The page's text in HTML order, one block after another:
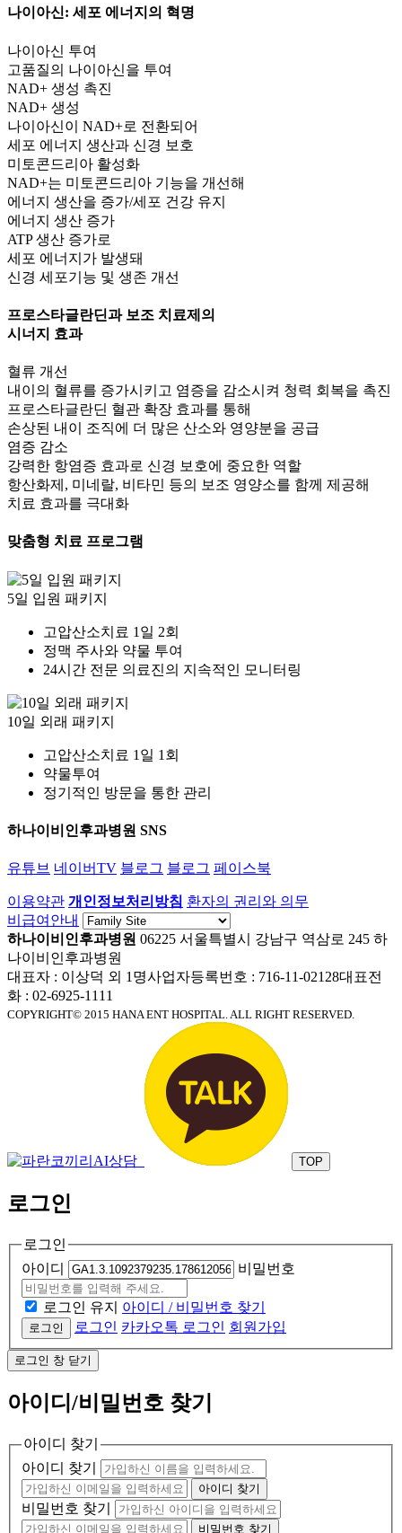
나이아신: 세포 에너지의 혁명
나이아신 투여
고품질의 나이아신을 투여
NAD+ 생성 촉진
NAD+ 생성
나이아신이 NAD+로 전환되어
세포 에너지 생산과 신경 보호
미토콘드리아 활성화
NAD+는 미토콘드리아 기능을 개선해
에너지 생산을 증가/세포 건강 유지
에너지 생산 증가
ATP 생산 증가로
세포 에너지가 발생돼
신경 세포기능 및 생존 개선
프로스타글란딘과 보조 치료제의
시너지 효과
혈류 개선
내이의 혈류를 증가시키고 염증을 감소시켜 청력 회복을 촉진
프로스타글란딘 혈관 확장 효과를 통해
손상된 내이 조직에 더 많은 산소와 영양분을 공급
염증 감소
강력한 항염증 효과로 신경 보호에 중요한 역할
항산화제, 미네랄, 비타민 등의 보조 영양소를 함께 제공해
치료 효과를 극대화
맞춤형 치료 프로그램
5일 입원 패키지
고압산소치료 1일 2회
정맥 주사와 약물 투여
24시간 전문 의료진의 지속적인 모니터링
10일 외래 패키지
고압산소치료 1일 1회
약물투여
정기적인 방문을 통한 관리
하나이비인후과병원 SNS
유튜브 네이버TV 블로그 블로그 페이스북
이용약관 개인정보처리방침 환자의 권리와 의무
비급여안내
하나이비인후과병원 06225 서울특별시 강남구 역삼로 245 하
나이비인후과병원
대표자 : 이상덕 외 1명사업자등록번호 : 716-11-02128대표전
화 : 02-6925-1111
COPYRIGHT© 2015 HANA ENT HOSPITAL. ALL RIGHT RESERVED.
TOP
로그인
로그인
아이디
비밀번호
로그인 유지 아이디 / 비밀번호 찾기
로그인 로그인 카카오톡 로그인 회원가입
로그인 창 닫기
아이디/비밀번호 찾기
아이디 찾기
아이디 찾기
아이디 찾기
비밀번호 찾기
비밀번호 찾기